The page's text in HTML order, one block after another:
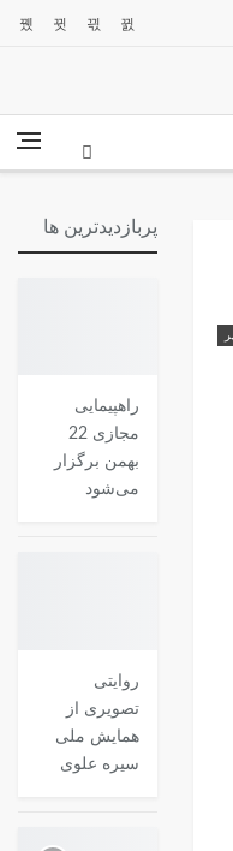
پربازدیدترین ها
راهپیمایی
مجازی 22
بهمن برگزار
می‌شود
روایتی
تصویری از
همایش ملی
سیره علوی